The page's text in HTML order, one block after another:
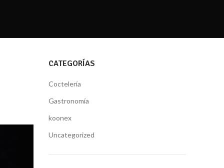
CATEGORÍAS
Coctelería
Gastronomía
koonex
Uncategorized